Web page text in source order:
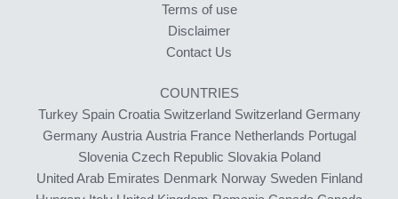
Terms of use
Disclaimer
Contact Us
COUNTRIES
Turkey Spain Croatia Switzerland Switzerland Germany
Germany Austria Austria France Netherlands Portugal
Slovenia Czech Republic Slovakia Poland
United Arab Emirates Denmark Norway Sweden Finland